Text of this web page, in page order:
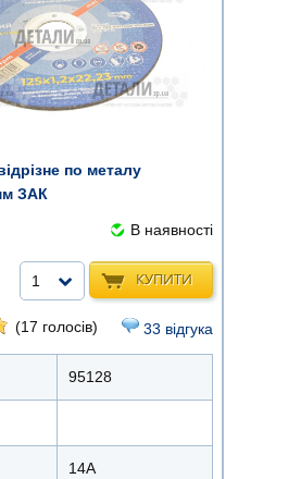
по металу
ЗАК
В наявності
КУПИТИ
1
(17 голосів) 33 відгука
95128
14А